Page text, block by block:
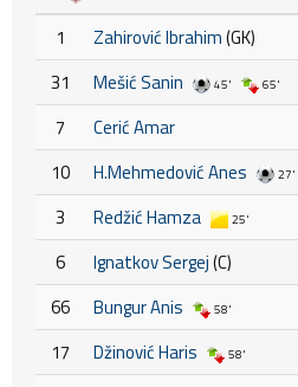
1 Zahirović Ibrahim(GK)
31
Mešić Sanin 45' 65'
7
Cerić Amar
10
H.Mehmedović Anes 27'
3 Redžić Hamza 25'
6 Ignatkov Sergej(C)
66
Bungur Anis 58'
17 Džinović Haris 58'